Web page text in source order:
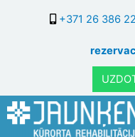
+371 26 386